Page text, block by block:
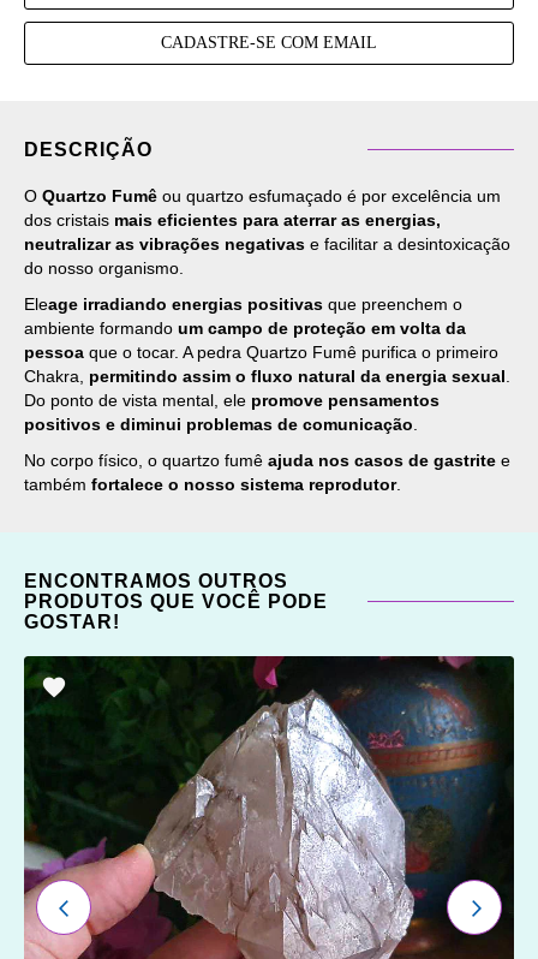
CADASTRE-SE COM EMAIL
DESCRIÇÃO
O Quartzo Fumê ou quartzo esfumaçado é por excelência um
dos cristais mais eficientes para aterrar as energias,
neutralizar as vibrações negativas e facilitar a desintoxicação
do nosso organismo.
Eleage irradiando energias positivas que preenchem o
ambiente formando um campo de proteção em volta da
pessoa que o tocar. A pedra Quartzo Fumê purifica o primeiro
Chakra, permitindo assim o fluxo natural da energia sexual
Do ponto de vista mental, ele promove pensamentos
positivos e diminui problemas de comunicação
No corpo físico, o quartzo fumê ajuda nos casos de gastrite e
também fortalece o nosso sistema reprodutor.
ENCONTRAMOS OUTROS
PRODUTOS QUE VOCÊ PODE
GOSTAR!
FAVORITOS
ANTERIOR